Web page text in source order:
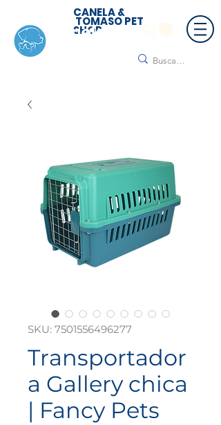
CANELA &
TOMASO PET
SHOP
SKU: 7501556496277
Transportador
a Gallery chica
| Fancy Pets